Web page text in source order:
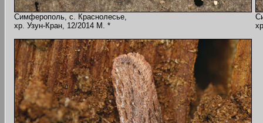
Симферополь, с. Краснолесье,
хр. Узун-Кран, 12/2014 M. *